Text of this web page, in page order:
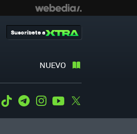
NUEVO
Suscríbete a
WhatsApp
Tiktok TelegramInstagramYoutube